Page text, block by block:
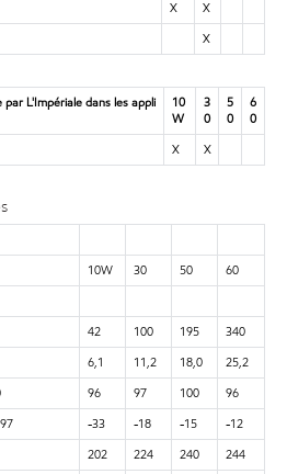
X
X
X
L'Impériale dans les appli
10
W
3
0
5
0
6
0
X X
10W 30 50
60
42 100 195
340
6,1 11,2 18,0
25,2
96 97 100
96
-33 -18 -15
-12
202 224 240
244